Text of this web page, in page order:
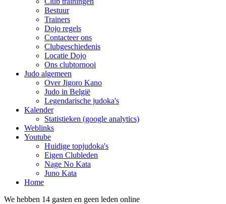
Bestuur
Trainers
Dojo regels
Contacteer ons
Clubgeschiedenis
Locatie Dojo
Ons clubtornooi
Judo algemeen
Over Jigoro Kano
Judo in België
Legendarische judoka's
Kalender
Statistieken (google analytics)
Weblinks
Youtube
Huidige topjudoka's
Eigen Clubleden
Nage No Kata
Juno Kata
Home
We hebben 14 gasten en geen leden online